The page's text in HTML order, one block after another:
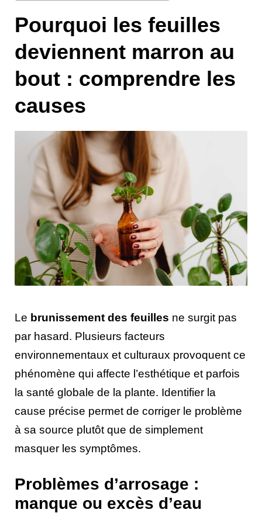
Pourquoi les feuilles
deviennent marron au
bout : comprendre les
causes
Le brunissement des feuilles ne surgit pas
par hasard. Plusieurs facteurs
environnementaux et culturaux provoquent ce
phénomène qui affecte l’esthétique et parfois
la santé globale de la plante. Identifier la
cause précise permet de corriger le problème
à sa source plutôt que de simplement
masquer les symptômes.
Problèmes d’arrosage :
manque ou excès d’eau